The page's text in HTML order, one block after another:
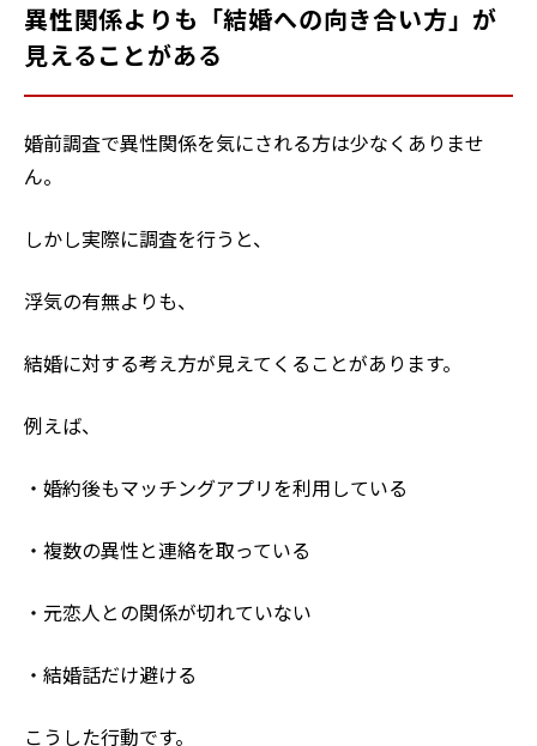
異性関係よりも「結婚への向き合い方」が
見えることがある
婚前調査で異性関係を気にされる方は少なくありませ
ん。
しかし実際に調査を行うと、
浮気の有無よりも、
結婚に対する考え方が見えてくることがあります。
例えば、
・婚約後もマッチングアプリを利用している
・複数の異性と連絡を取っている
・元恋人との関係が切れていない
・結婚話だけ避ける
こうした行動です。